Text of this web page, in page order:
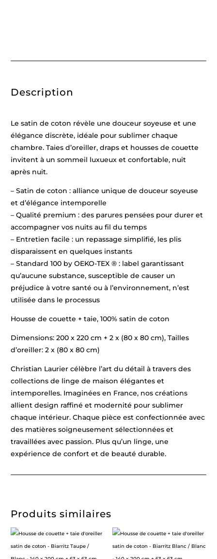
dobby
-
200
+
2
(80
x
80
cm)
Description
Le satin de coton révèle une douceur soyeuse et une
élégance discrète, idéale pour sublimer chaque
chambre. Taies d’oreiller, draps et housses de couette
invitent à un sommeil luxueux et confortable, nuit
après nuit.
– Satin de coton : alliance unique de douceur soyeuse
et d’élégance intemporelle
– Qualité premium : des parures pensées pour durer et
accompagner vos nuits au fil du temps
– Entretien facile : un repassage simplifié, les plis
disparaissent en quelques instants
– Standard 100 by OEKO-TEX ® : label garantissant
qu’aucune substance, susceptible de causer un
préjudice à votre santé ou à l’environnement, n’est
utilisée dans le processus
Housse de couette + taie, 100% satin de coton
Dimensions: 200 x 220 cm + 2 x (80 x 80 cm), Tailles
d’oreiller: 2 x (80 x 80 cm)
Christian Laurier célèbre l’art du détail à travers des
collections de linge de maison élégantes et
intemporelles. Imaginées en France, nos créations
allient design raffiné et modernité pour sublimer
chaque intérieur. Chaque pièce est confectionnée avec
des matières soigneusement sélectionnées et
travaillées avec passion. Plus qu’un linge, une
expérience de confort et de beauté durable.
Produits similaires